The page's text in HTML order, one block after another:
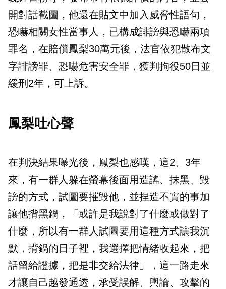
開對話截圖，他還在貼文中加入威脅性語句，
恐嚇相關女性當事人，已構成誹謗與恐嚇兩項
罪名，在賠償鳳梨30萬元後，法官依犯散布文
字誹謗罪、恐嚇危害安全罪，獲判拘役50日並
緩刑2年，可上訴。
鳳梨吐心聲
在判決結果曝光後，鳳梨也感嘆，這2、3年
來，有一群人躲在螢幕後面用造謠、抹黑、毀
謗的方式，試圖要摧毀他，並捏造不實的事加
讓他揹黑鍋，「或許是我說對了什麼或做對了
什麼，所以有一群人試圖要用這種方式讓我沉
默，揹鍋的日子裡，我選擇把情緒收起來，把
話留給證據，把是非交給法律」，這一路走來
才讓自己越發通透，承受誤解、輿論、攻擊的